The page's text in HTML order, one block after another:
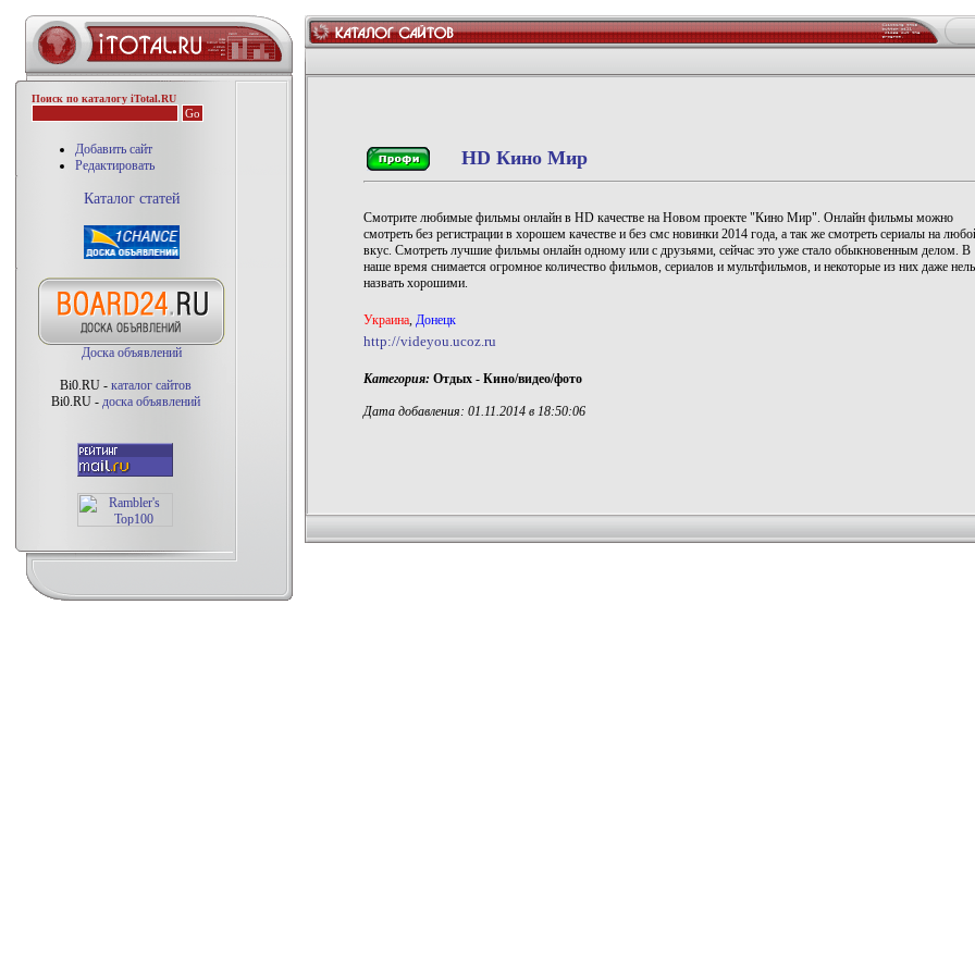
Поиск по каталогу iTotal.RU
Добавить сайт
Редактировать
Каталог статей
Доска объявлений
Bi0.RU - каталог сайтов
Bi0.RU - доска объявлений
HD Кино Мир
Смотрите любимые фильмы онлайн в HD качестве на Новом проекте "Кино Мир". Онлайн фильмы можно
смотреть без регистрации в хорошем качестве и без смс новинки 2014 года, а так же смотреть сериалы на
вкус. Смотреть лучшие фильмы онлайн одному или с друзьями, сейчас это уже стало обыкновенным делом. В
наше время снимается огромное количество фильмов, сериалов и мультфильмов, и некоторые из них даже
назвать хорошими.
Украина, Донецк
http://videyou.ucoz.ru
Категория: Отдых - Кино/видео/фото
Дата добавления: 01.11.2014 в 18:50:06